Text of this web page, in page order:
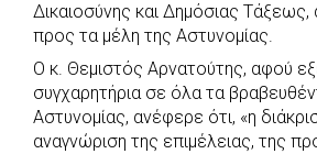
Δικαιοσύνης και Δημόσιας
προς τα μέλη της Αστυνομίας.
Ο κ. Θεμιστός Αρνατούτης, αφού
συγχαρητήρια σε όλα τα
Αστυνομίας, ανέφερε ότι, «η
αναγνώριση της επιμέλειας, της